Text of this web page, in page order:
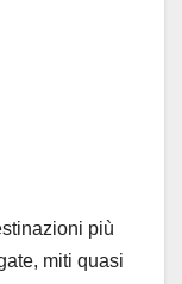
più
miti quasi